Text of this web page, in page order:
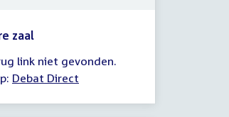
zaal
link niet gevonden.
Debat Direct